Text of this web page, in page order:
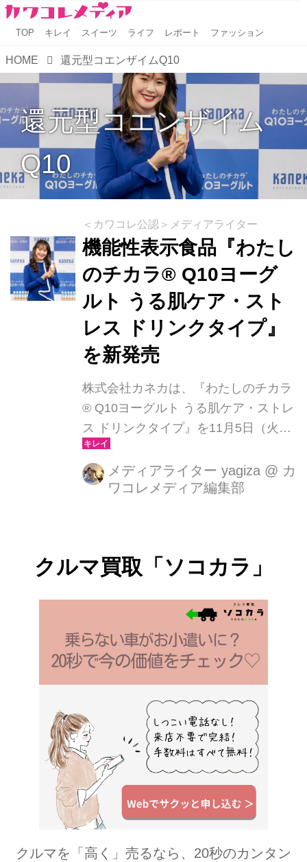
TOP キレイ スイーツ ライフ レポート ファッション
HOME 還元型コエンザイムQ10
還元型コエンザイム
Q10
＜カワコレ公認＞メディアライター
機能性表示食品『わたし
のチカラ® Q10ヨーグ
ルト うる肌ケア・スト
レス ドリンクタイプ』
を新発売
株式会社カネカは、『わたしのチカラ
® Q10ヨーグルト うる肌ケア・ストレ
ス ドリンクタイプ』を11月5日（火）
より新たに発売します。『わたしのチ
カラ® Q10ヨーグルト』シリーズの新
商品となります。1都3県のセブン－イ
メディアライター yagiza @ カ
ワコレメディア編集部
クルマ買取「ソコカラ」
クルマを「高く」売るなら、20秒のカンタン